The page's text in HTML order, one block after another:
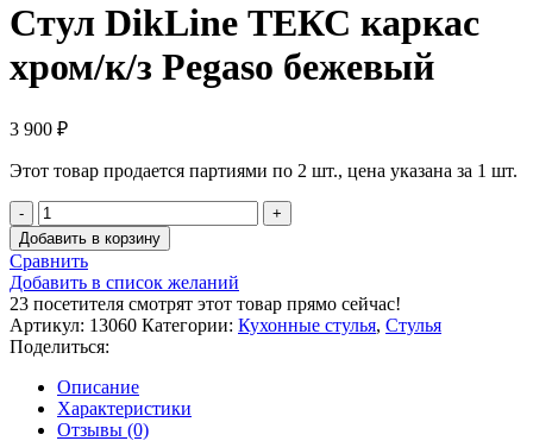
Стул DikLine ТЕКС каркас
хром/к/з Pegaso бежевый
₽
Этот товар продается партиями по 2 шт., цена указана за 1 шт.
Количество
товара
Стул
DikLine
ТЕКС
каркас
хром/
к/
з
Pegaso
бежевый
Добавить в корзину
Сравнить
Добавить в список желаний
23 посетителя смотрят этот товар прямо сейчас!
Артикул: 13060 Категории: Кухонные стулья, Стулья
Поделиться:
Описание
Характеристики
Отзывы (0)